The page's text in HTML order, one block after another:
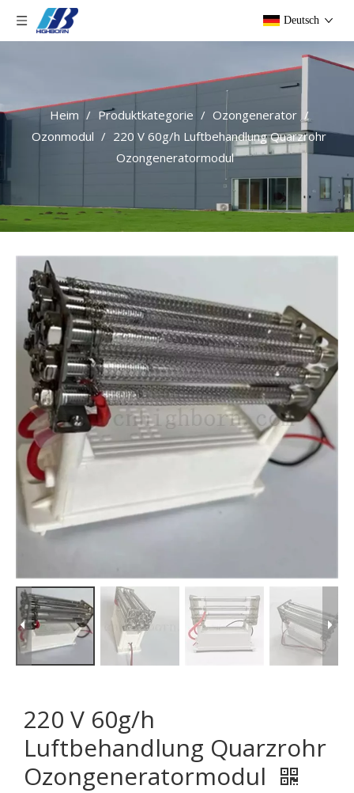
Deutsch
Heim / Produktkategorie / Ozongenerator /
Ozonmodul / 220 V 60g/h Luftbehandlung Quarzrohr
Ozongeneratormodul
220 V 60g/h
Luftbehandlung Quarzrohr
Ozongeneratormodul